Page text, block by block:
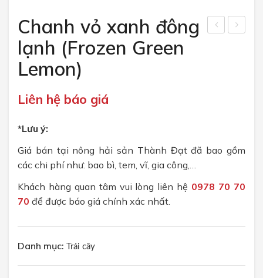
Chính sách bán hàng
Chính sách bảo mật
TUYỂN DỤNG
zen
an)
zen
ger)
Chanh vỏ xanh đông
lạnh (Frozen Green
Lemon)
Liên hệ báo giá
*Lưu ý:
Giá bán tại nông hải sản Thành Đạt đã bao gồm
các chi phí như: bao bì, tem, vĩ, gia công,…
Khách hàng quan tâm vui lòng liên hệ 0978 70 70
70 để được báo giá chính xác nhất.
Danh mục: Trái cây